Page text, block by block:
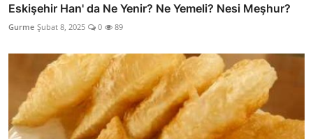
Eskişehir Han' da Ne Yenir? Ne Yemeli? Nesi Meşhur?
Gurme Şubat 8, 2025 0 89